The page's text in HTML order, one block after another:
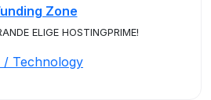
Zone
ELIGE HOSTINGPRIME!
/ Technology